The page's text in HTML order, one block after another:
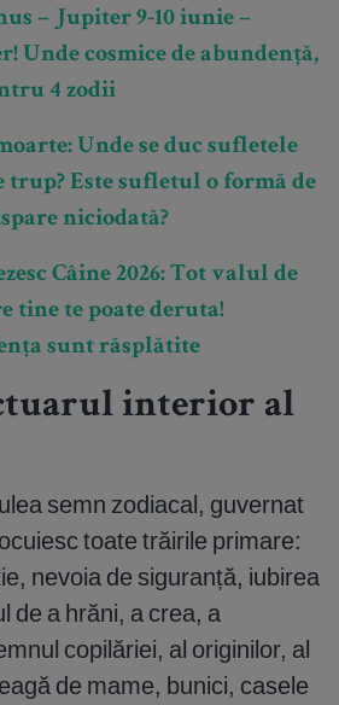
– Jupiter 9-10 iunie –
Unde cosmice de abundență,
4 zodii
Unde se duc sufletele
trup? Este sufletul o formă de
niciodată?
Câine 2026: Tot valul de
tine te poate deruta!
sunt răsplătite
interior al
semn zodiacal, guvernat
toate trăirile primare:
nevoia de siguranță, iubirea
de a hrăni, a crea, a
copilăriei, al originilor, al
de mame, bunici, casele